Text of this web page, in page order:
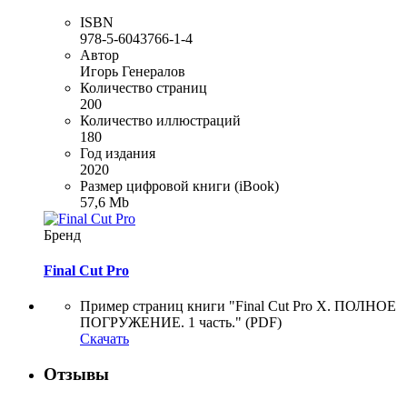
ISBN
978-5-6043766-1-4
Автор
Игорь Генералов
Количество страниц
200
Количество иллюстраций
180
Год издания
2020
Размер цифровой книги (iBook)
57,6 Mb
Бренд
Final Cut Pro
Пример страниц книги "Final Cut Pro X. ПОЛНОЕ
ПОГРУЖЕНИЕ. 1 часть." (PDF)
Скачать
Отзывы